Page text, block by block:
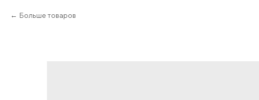
Больше товаров